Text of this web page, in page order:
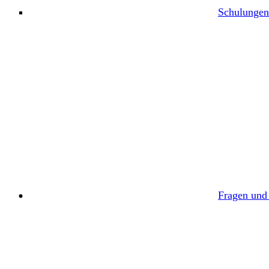
Schulungen
Fragen